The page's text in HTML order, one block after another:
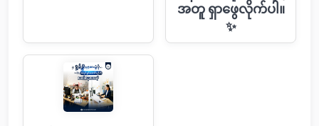
အတူ ရှာဖွေလိုက်ပါ။
✨